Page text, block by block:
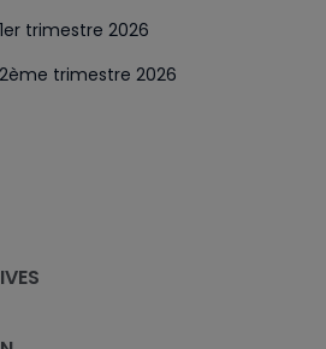
trimestre 2026
2ème trimestre 2026